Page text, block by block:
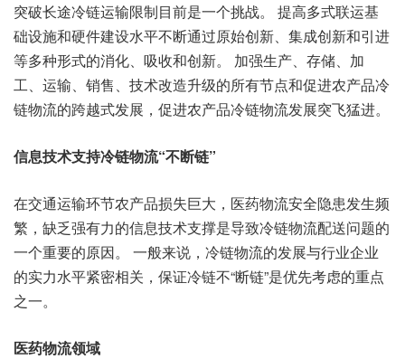
突破长途冷链运输限制目前是一个挑战。 提高多式联运基
础设施和硬件建设水平不断通过原始创新、集成创新和引进
等多种形式的消化、吸收和创新。 加强生产、存储、加
工、运输、销售、技术改造升级的所有节点和促进农产品冷
链物流的跨越式发展，促进农产品冷链物流发展突飞猛进。
信息技术支持冷链物流“不断链”
在交通运输环节农产品损失巨大，医药物流安全隐患发生频
繁，缺乏强有力的信息技术支撑是导致冷链物流配送问题的
一个重要的原因。 一般来说，冷链物流的发展与行业企业
的实力水平紧密相关，保证冷链不“断链”是优先考虑的重点
之一。
医药物流领域